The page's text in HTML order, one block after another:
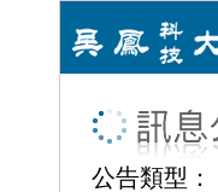
公告類型：